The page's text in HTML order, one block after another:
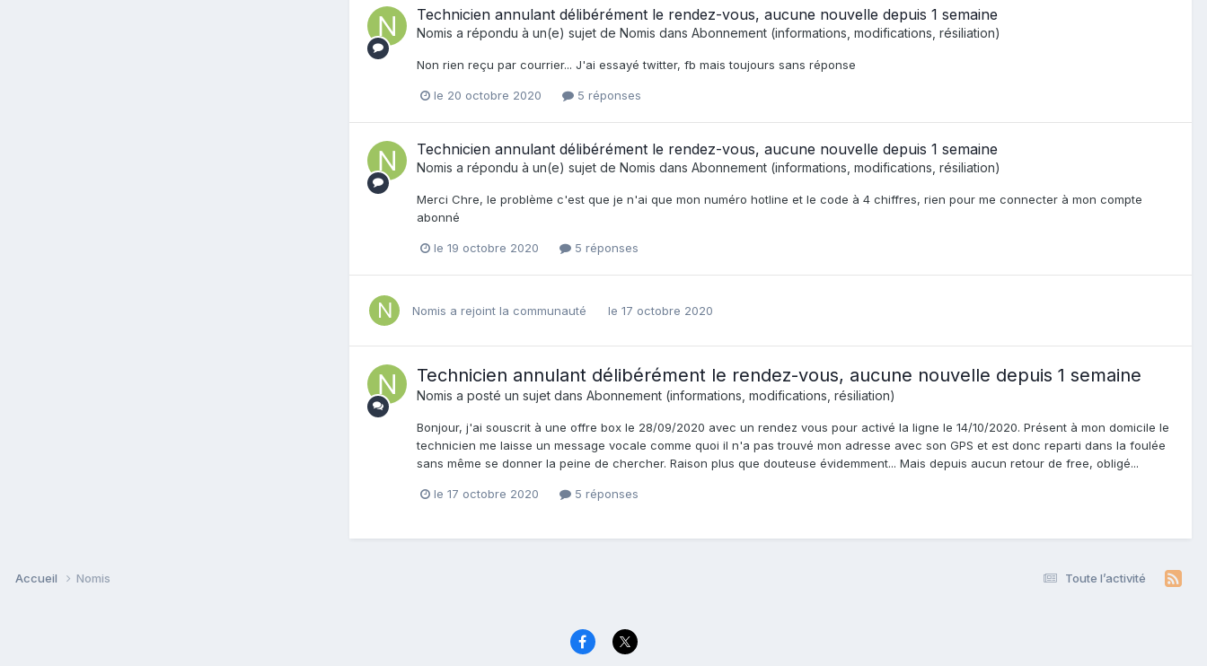
Technicien annulant délibérément le rendez-vous, aucune nouvelle depuis 1 semaine
Nomis a répondu à un(e) sujet de Nomis dans Abonnement (informations, modifications, résiliation)
Non rien reçu par courrier... J'ai essayé twitter, fb mais toujours sans réponse
le 20 octobre 2020 5 réponses
Technicien annulant délibérément le rendez-vous, aucune nouvelle depuis 1 semaine
Nomis a répondu à un(e) sujet de Nomis dans Abonnement (informations, modifications, résiliation)
Merci Chre, le problème c'est que je n'ai que mon numéro hotline et le code à 4 chiffres, rien pour me connecter à mon compte
abonné
le 19 octobre 2020 5 réponses
Nomis a rejoint la communauté le 17 octobre 2020
Technicien annulant délibérément le rendez-vous, aucune nouvelle depuis 1 semaine
Nomis a posté un sujet dans Abonnement (informations, modifications, résiliation)
Bonjour, j'ai souscrit à une offre box le 28/09/2020 avec un rendez vous pour activé la ligne le 14/10/2020. Présent à mon domicile le
technicien me laisse un message vocale comme quoi il n'a pas trouvé mon adresse avec son GPS et est donc reparti dans la foulée
sans même se donner la peine de chercher. Raison plus que douteuse évidemment... Mais depuis aucun retour de free, obligé...
le 17 octobre 2020 5 réponses
Toute l’activité
Accueil Nomis